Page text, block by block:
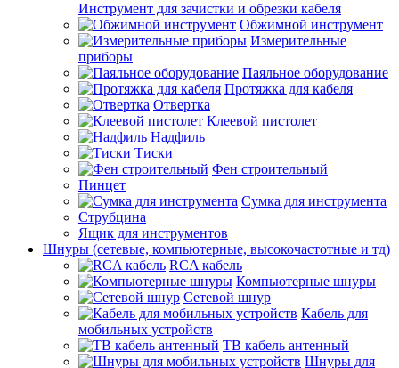
Инструмент для зачистки и обрезки кабеля
Обжимной инструмент
Измерительные
приборы
Паяльное оборудование
Протяжка для кабеля
Отвертка
Клеевой пистолет
Надфиль
Тиски
Фен строительный
Пинцет
Сумка для инструмента
Струбцина
Ящик для инструментов
Шнуры (сетевые, компьютерные, высокочастотные и тд)
RCA кабель
Компьютерные шнуры
Сетевой шнур
Кабель для
мобильных устройств
ТВ кабель антенный
Шнуры для